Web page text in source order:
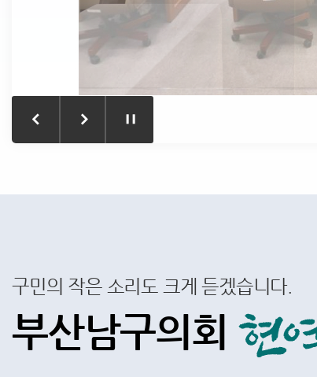
구민의 작은 소리도 크게 듣겠습니다.
부산남구의회